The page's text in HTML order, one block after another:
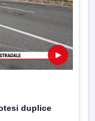
▶
duplice